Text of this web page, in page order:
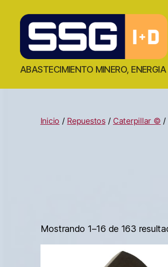
ABASTECIMIENTO MINERO,
Inicio / Repuestos/ Caterpillar © /
Mostrando 1–16 de 163